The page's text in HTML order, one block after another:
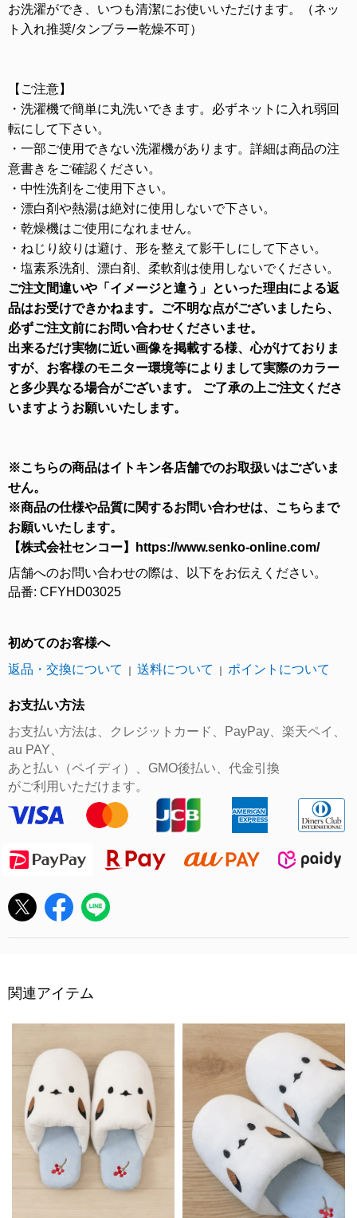
お洗濯ができ、いつも清潔にお使いいただけます。（ネッ
ト入れ推奨/タンブラー乾燥不可）
【ご注意】
・洗濯機で簡単に丸洗いできます。必ずネットに入れ弱回
転にして下さい。
・一部ご使用できない洗濯機があります。詳細は商品の注
意書きをご確認ください。
・中性洗剤をご使用下さい。
・漂白剤や熱湯は絶対に使用しないで下さい。
・乾燥機はご使用になれません。
・ねじり絞りは避け、形を整えて影干しにして下さい。
・塩素系洗剤、漂白剤、柔軟剤は使用しないでください。
ご注文間違いや「イメージと違う」といった理由による返
品はお受けできかねます。ご不明な点がございましたら、
必ずご注文前にお問い合わせくださいませ。
出来るだけ実物に近い画像を掲載する様、心がけておりま
すが、お客様のモニター環境等によりまして実際のカラー
と多少異なる場合がございます。 ご了承の上ご注文くださ
いますようお願いいたします。
※こちらの商品はイトキン各店舗でのお取扱いはございま
せん。
※商品の仕様や品質に関するお問い合わせは、こちらまで
お願いいたします。
【株式会社センコー】https://www.senko-online.com/
店舗へのお問い合わせの際は、以下をお伝えください。
品番: CFYHD03025
初めてのお客様へ
返品・交換について
｜ 送料について ｜ ポイントについて
お支払い方法
お支払い方法は、クレジットカード、PayPay、楽天ペイ、
au PAY、
あと払い（ペイディ）、GMO後払い、代金引換
がご利用いただけます。
関連アイテム